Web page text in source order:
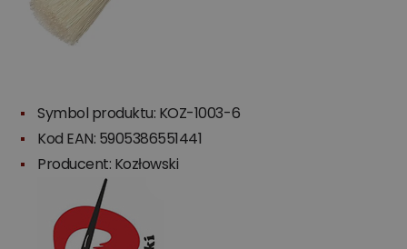
Symbol produktu: KOZ-1003-6
Kod EAN: 5905386551441
Producent: Kozłowski